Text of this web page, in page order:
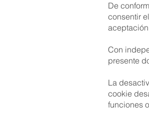
De
consentir
Con
presente
La
cookie
funciones